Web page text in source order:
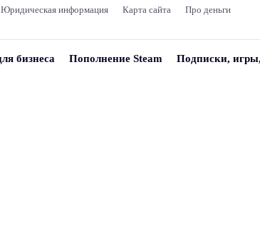
Юридическая информация Карта сайта Про деньги
бизнеса Пополнение Steam Подписки,